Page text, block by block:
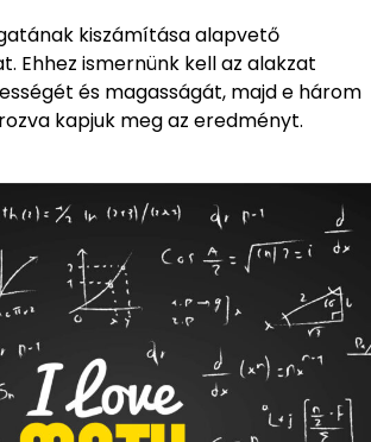
kiszámítása alapvető
Ehhez ismernünk kell az alakzat
és magasságát, majd e három
kapjuk meg az eredményt.